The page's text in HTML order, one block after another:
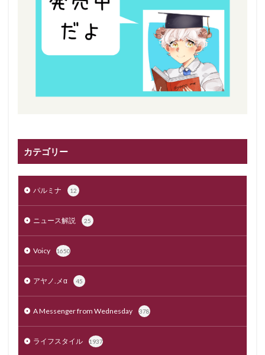
カテゴリー
パルミナ 12
ニュース解説 25
Voicy 1650
アヤノ.メα 45
A Messenger from Wednesday 378
ライフスタイル 1937